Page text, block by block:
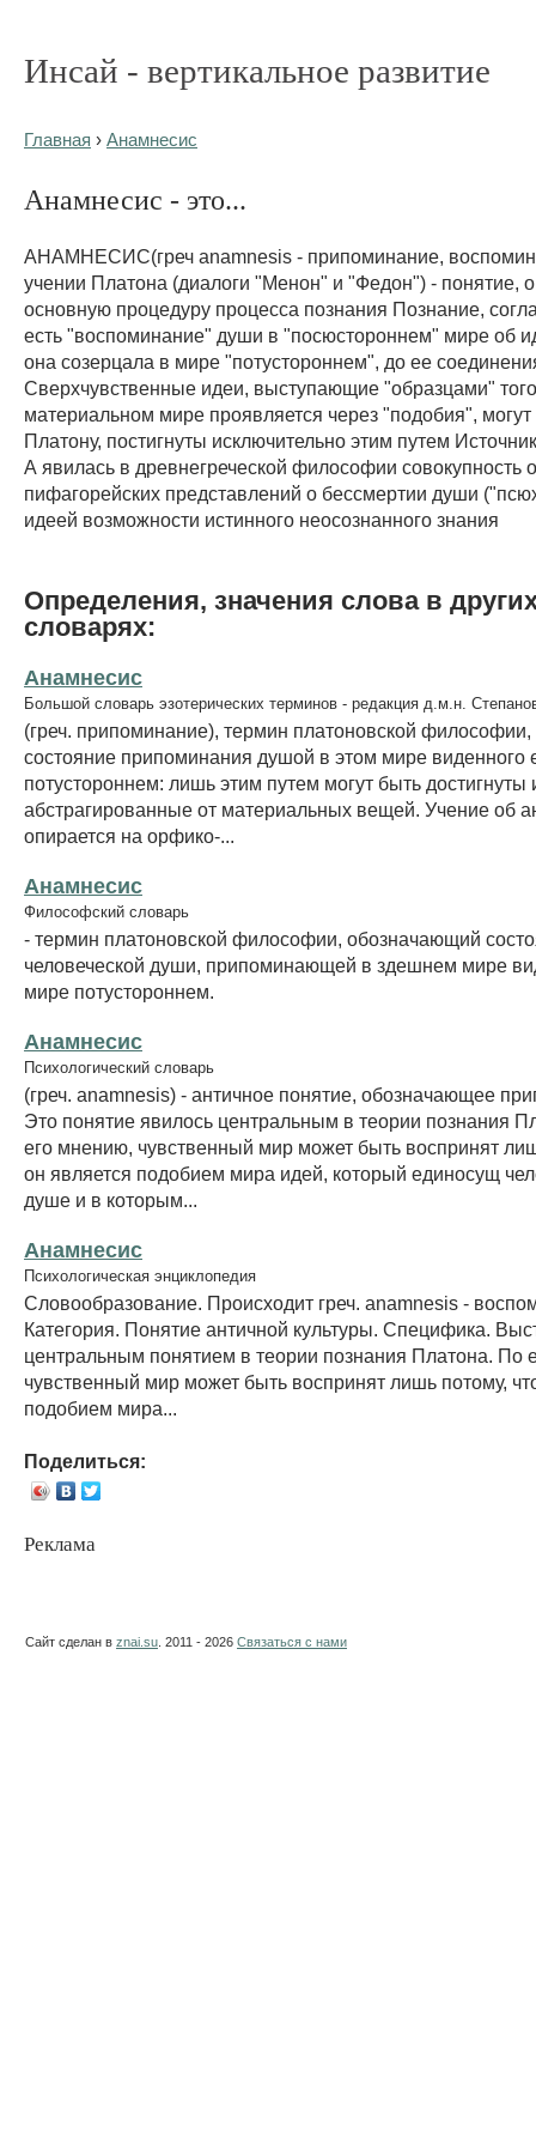
Инсай - вертикальное развитие
Главная › Анамнесис
Анамнесис - это...
АНАМНЕСИС(греч anamnesis - припоминание,
учении Платона (диалоги "Менон" и "Федон") - понятие,
основную процедуру процесса познания Познание,
есть "воспоминание" души в "посюстороннем" мире об
она созерцала в мире "потустороннем", до ее
Сверхчувственные идеи, выступающие "образцами"
материальном мире проявляется через "подобия",
Платону, постигнуты исключительно этим путем
А явилась в древнегреческой философии совокупность
пифагорейских представлений о бессмертии души
идеей возможности истинного неосознанного знания
Определения, значения слова в
словарях:
Анамнесис
Большой словарь эзотерических терминов - редакция д.м.н.
(греч. припоминание), термин платоновской
состояние припоминания душой в этом мире виденного
потустороннем: лишь этим путем могут быть достигнуты
абстрагированные от материальных вещей. Учение об
опирается на орфико-...
Анамнесис
Философский словарь
- термин платоновской философии, обозначающий
человеческой души, припоминающей в здешнем мире
мире потустороннем.
Анамнесис
Психологический словарь
(греч. anamnesis) - античное понятие, обозначающее
Это понятие явилось центральным в теории познания
его мнению, чувственный мир может быть воспринят
он является подобием мира идей, который единосущ
душе и в которым...
Анамнесис
Психологическая энциклопедия
Словообразование. Происходит греч. anamnesis -
Категория. Понятие античной культуры. Специфика.
центральным понятием в теории познания Платона. По
чувственный мир может быть воспринят лишь потому,
подобием мира...
Поделиться:
Реклама
Сайт сделан в znai.su . 2011 - 2026 Связаться с нами